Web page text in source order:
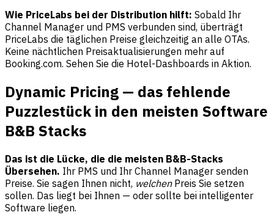
Wie PriceLabs bei der Distribution hilft: Sobald Ihr
Channel Manager und PMS verbunden sind, überträgt
PriceLabs die täglichen Preise gleichzeitig an alle OTAs.
Keine nächtlichen Preisaktualisierungen mehr auf
Booking.com. Sehen Sie die Hotel-Dashboards in Aktion.
Dynamic Pricing — das fehlende
Puzzlestück in den meisten Software
B&B Stacks
Das ist die Lücke, die die meisten B&B-Stacks
Übersehen. Ihr PMS und Ihr Channel Manager senden
Preise. Sie sagen Ihnen nicht, welchenPreis Sie setzen
sollen. Das liegt bei Ihnen — oder sollte bei intelligenter
Software liegen.